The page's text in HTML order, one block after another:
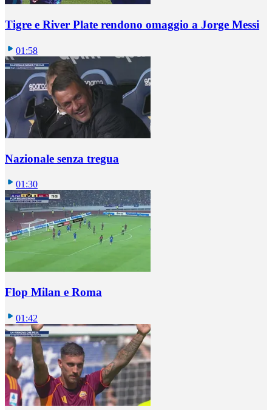
Tigre e River Plate rendono omaggio a Jorge Messi
01:58
Nazionale senza tregua
01:30
Flop Milan e Roma
01:42